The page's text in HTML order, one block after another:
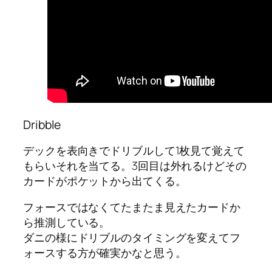
Dribble
デックを表向きでドリブルして1枚見て覚えて
もらいそれを当てる。3回目は外れるけどその
カードがポケットから出てくる。
フォースではなくてたまたま見えたカードか
ら推測している。
ダニの様にドリブルのタイミングを変えてフ
ォースする方が確実かなと思う。